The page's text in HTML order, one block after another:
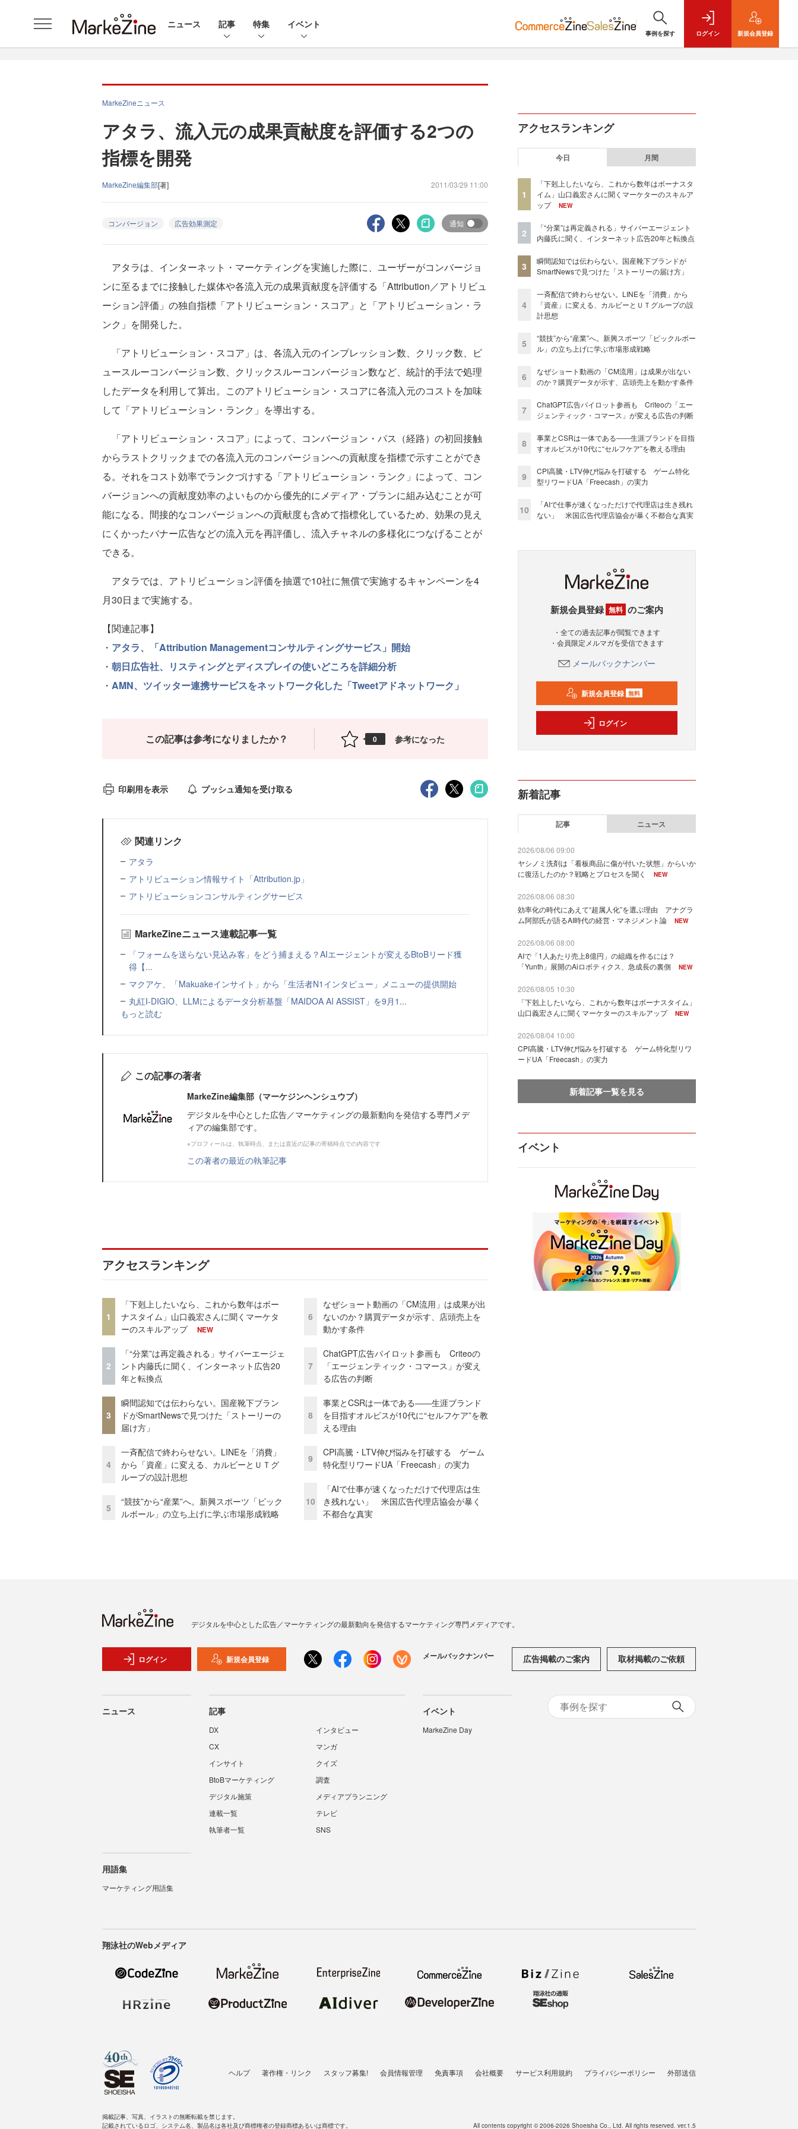
ニュース 記事 特集 イベント
事例を探す ログイン 新規会員登録
MarkeZineニュース
アタラ、流入元の成果貢献度を評価する2つの
指標を開発
MarkeZine編集部[著] 2011/03/29 11:00
コンバージョン 広告効果測定 通知
アタラは、インターネット・マーケティングを実施した際に、ユーザーがコンバージョ
ンに至るまでに接触した媒体や各流入元の成果貢献度を評価する「Attribution／アトリビュ
ーション評価」の独自指標「アトリビューション・スコア」と「アトリビューション・ラ
ンク」を開発した。
「アトリビューション・スコア」は、各流入元のインプレッション数、クリック数、ビ
ュースルーコンバージョン数、クリックスルーコンバージョン数など、統計的手法で処理
したデータを利用して算出。このアトリビューション・スコアに各流入元のコストを加味
して「アトリビューション・ランク」を導出する。
「アトリビューション・スコア」によって、コンバージョン・パス（経路）の初回接触
からラストクリックまでの各流入元のコンバージョンへの貢献度を指標で示すことができ
る。それをコスト効率でランクづけする「アトリビューション・ランク」によって、コン
バージョンへの貢献度効率のよいものから優先的にメディア・プランに組み込むことが可
能になる。間接的なコンバージョンへの貢献度も含めて指標化しているため、効果の見え
にくかったバナー広告などの流入元を再評価し、流入チャネルの多様化につなげることが
できる。
アタラでは、アトリビューション評価を抽選で10社に無償で実施するキャンペーンを4
月30日まで実施する。
【関連記事】
・ アタラ、「Attribution Managementコンサルティングサービス」開始
・ 朝日広告社、リスティングとディスプレイの使いどころを詳細分析
・ AMN、ツイッター連携サービスをネットワーク化した「Tweetアドネットワーク」
この記事は参考になりましたか？ 0 参考になった
印刷用を表示 プッシュ通知を受け取る
関連リンク
アタラ
アトリビューション情報サイト「Attribution.jp」
アトリビューションコンサルティングサービス
MarkeZineニュース連載記事一覧
「フォームを送らない見込み客」をどう捕まえる？AIエージェントが変えるBtoBリード獲
得【...
マクアケ、「Makuakeインサイト」から「生活者N1インタビュー」メニューの提供開始
丸紅I-DIGIO、LLMによるデータ分析基盤「MAIDOA AI ASSIST」を9月1...
もっと読む
この記事の著者
MarkeZine編集部（マーケジンヘンシュウブ）
デジタルを中心とした広告／マーケティングの最新動向を発信する専門メデ
ィアの編集部です。
※プロフィールは、執筆時点、または直近の記事の寄稿時点での内容です
この著者の最近の執筆記事
アクセスランキング
1
「下剋上したいなら、これから数年はボー
ナスタイム」山口義宏さんに聞くマーケタ
ーのスキルアップ
NEW
2
「“分業”は再定義される」サイバーエージェ
ント内藤氏に聞く、インターネット広告20
年と転換点
3
瞬間認知では伝わらない。国産靴下ブラン
ドがSmartNewsで見つけた「ストーリーの
届け方」
4
一斉配信で終わらせない。LINEを「消費」
から「資産」に変える、カルビーとＵＴグ
ループの設計思想
5
“競技”から“産業”へ。新興スポーツ「ピック
ルボール」の立ち上げに学ぶ市場形成戦略
6
なぜショート動画の「CM流用」は成果が出
ないのか？購買データが示す、店頭売上を
動かす条件
7
ChatGPT広告パイロット参画も Criteoの
「エージェンティック・コマース」が変え
る広告の判断
8
事業とCSRは一体である――生涯ブランド
を目指すオルビスが10代に“セルフケア”を教
える理由
9
CPI高騰・LTV伸び悩みを打破する ゲーム
特化型リワードUA「Freecash」の実力
10
「AIで仕事が速くなっただけで代理店は生
き残れない」 米国広告代理店協会が暴く
不都合な真実
アクセスランキング
今日 月間
1
「下剋上したいなら、これから数年はボーナスタ
イム」山口義宏さんに聞くマーケターのスキルア
ップ
NEW
2
「“分業”は再定義される」サイバーエージェント
内藤氏に聞く、インターネット広告20年と転換点
3
瞬間認知では伝わらない。国産靴下ブランドが
SmartNewsで見つけた「ストーリーの届け方」
4
一斉配信で終わらせない。LINEを「消費」から
「資産」に変える、カルビーとＵＴグループの設
計思想
5
“競技”から“産業”へ。新興スポーツ「ピックルボー
ル」の立ち上げに学ぶ市場形成戦略
6
なぜショート動画の「CM流用」は成果が出ない
のか？購買データが示す、店頭売上を動かす条件
7
ChatGPT広告パイロット参画も Criteoの「エー
ジェンティック・コマース」が変える広告の判断
8
事業とCSRは一体である――生涯ブランドを目指
すオルビスが10代に“セルフケア”を教える理由
9
CPI高騰・LTV伸び悩みを打破する ゲーム特化
型リワードUA「Freecash」の実力
10
「AIで仕事が速くなっただけで代理店は生き残れ
ない」 米国広告代理店協会が暴く不都合な真実
新規会員登録 無料 のご案内
・全ての過去記事が閲覧できます
・会員限定メルマガを受信できます
メールバックナンバー
新規会員登録 無料
ログイン
新着記事
記事 ニュース
2026/08/06 09:00
ヤシノミ洗剤は「看板商品に傷が付いた状態」からいか
に復活したのか？戦略とプロセスを聞く
NEW
2026/08/06 08:30
効率化の時代にあえて“超属人化”を選ぶ理由 アナグラ
ム阿部氏が語るAI時代の経営・マネジメント論
NEW
2026/08/06 08:00
AIで「1人あたり売上8億円」の組織を作るには？
「Yunth」展開のAiロボティクス、急成長の裏側
NEW
2026/08/05 10:30
「下剋上したいなら、これから数年はボーナスタイム」
山口義宏さんに聞くマーケターのスキルアップ
NEW
2026/08/04 10:00
CPI高騰・LTV伸び悩みを打破する ゲーム特化型リワ
ードUA「Freecash」の実力
新着記事一覧を見る
イベント
デジタルを中心とした広告／マーケティングの最新動向を発信するマーケティング専門メディアです。
ログイン 新規会員登録 メールバックナンバー 広告掲載のご案内 取材掲載のご依頼
ニュース 記事
DX
インタビュー
CX
マンガ
インサイト
クイズ
BtoBマーケティング
調査
デジタル施策
メディアプランニング
連載一覧
テレビ
執筆者一覧
SNS
イベント
MarkeZine Day
用語集
マーケティング用語集
翔泳社のWebメディア
ヘルプ 著作権・リンク スタッフ募集! 会員情報管理 免責事項 会社概要 サービス利用規約 プライバシーポリシー 外部送信
掲載記事、写真、イラストの無断転載を禁じます。
記載されているロゴ、システム名、製品名は各社及び商標権者の登録商標あるいは商標です。
All contents copyright © 2006-2026 Shoeisha Co., Ltd. All rights reserved. ver.1.5